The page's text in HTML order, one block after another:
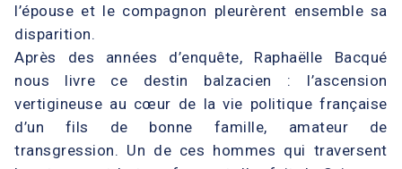
l’épouse et le compagnon pleurèrent ensemble sa
disparition.
Après des années d’enquête, Raphaëlle Bacqué
nous livre ce destin balzacien : l’ascension
vertigineuse au cœur de la vie politique française
d’un fils de bonne famille, amateur de
transgression. Un de ces hommes qui traversent